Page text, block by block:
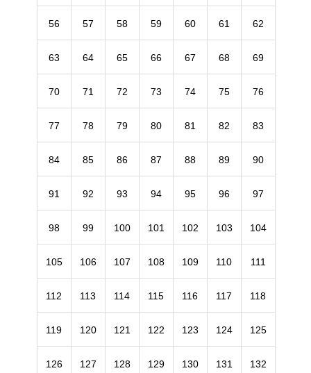
56 57 58 59 60 61 62
63 64 65 66 67 68 69
70 71 72 73 74 75 76
77 78 79 80 81 82 83
84 85 86 87 88 89 90
91 92 93 94 95 96 97
98 99 100 101 102 103 104
105 106 107 108 109 110 111
112 113 114 115 116 117 118
119 120 121 122 123 124 125
126 127 128 129 130 131 132